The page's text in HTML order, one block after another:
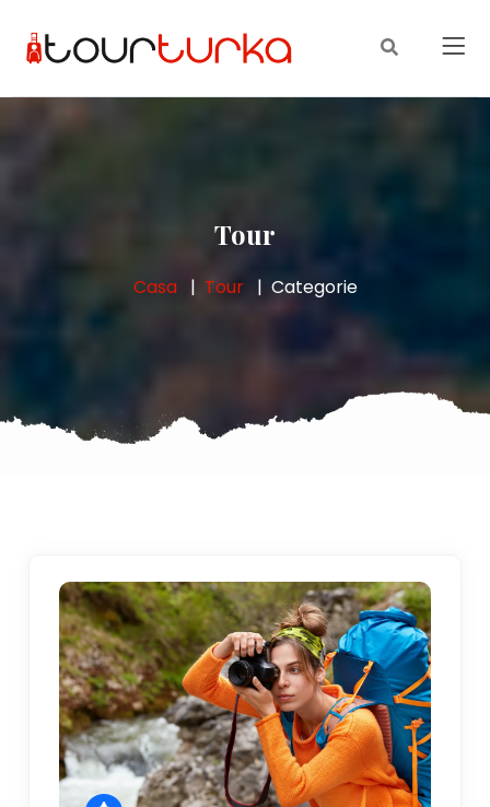
Tour
Casa Tour Categorie